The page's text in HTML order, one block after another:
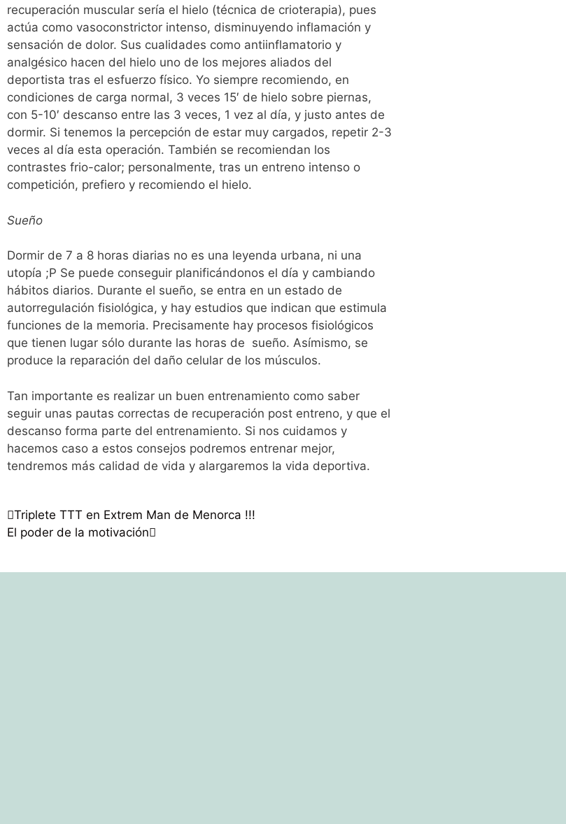
recuperación muscular sería el hielo (técnica de crioterapia), pues
actúa como vasoconstrictor intenso, disminuyendo inflamación y
sensación de dolor. Sus cualidades como antiinflamatorio y
analgésico hacen del hielo uno de los mejores aliados del
deportista tras el esfuerzo físico. Yo siempre recomiendo, en
condiciones de carga normal, 3 veces 15′ de hielo sobre piernas,
con 5-10′ descanso entre las 3 veces, 1 vez al día, y justo antes de
dormir. Si tenemos la percepción de estar muy cargados, repetir 2-3
veces al día esta operación. También se recomiendan los
contrastes frio-calor; personalmente, tras un entreno intenso o
competición, prefiero y recomiendo el hielo.
Sueño
Dormir de 7 a 8 horas diarias no es una leyenda urbana, ni una
utopía ;P Se puede conseguir planificándonos el día y cambiando
hábitos diarios. Durante el sueño, se entra en un estado de
autorregulación fisiológica, y hay estudios que indican que estimula
funciones de la memoria. Precisamente hay procesos fisiológicos
que tienen lugar sólo durante las horas de sueño. Asímismo, se
produce la reparación del daño celular de los músculos.
Tan importante es realizar un buen entrenamiento como saber
seguir unas pautas correctas de recuperación post entreno, y que el
descanso forma parte del entrenamiento. Si nos cuidamos y
hacemos caso a estos consejos podremos entrenar mejor,
tendremos más calidad de vida y alargaremos la vida deportiva.
Triplete TTT en Extrem Man de Menorca !!!
El poder de la motivación